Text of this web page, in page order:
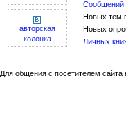
Новых тем
Новых
Личных
авторская
колонка
Для общения с посетителем сайта